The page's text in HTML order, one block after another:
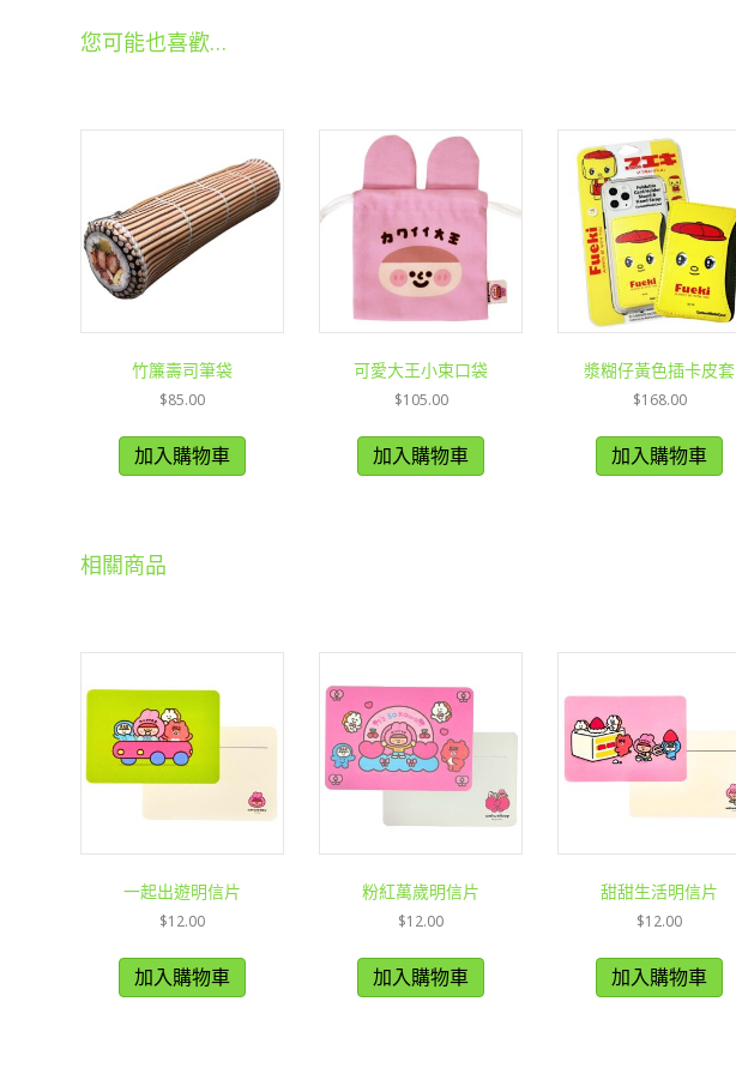
您可能也喜歡…
竹簾壽司筆袋
$85.00
加入購物車
可愛大王小束口袋
$105.00
加入購物車
漿糊仔黃色插卡皮套
$168.00
加入購物車
相關商品
一起出遊明信片
$12.00
加入購物車
粉紅萬歲明信片
$12.00
加入購物車
甜甜生活明信片
$12.00
加入購物車